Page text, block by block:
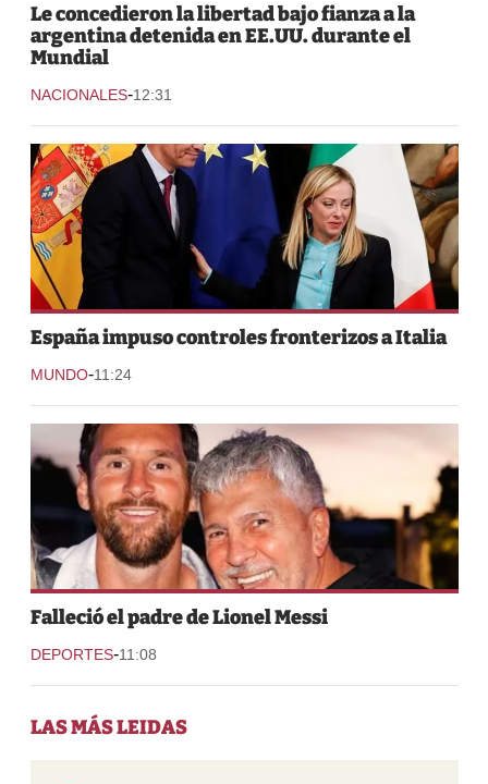
Le concedieron la libertad bajo fianza a la
argentina detenida en EE.UU. durante el
Mundial
NACIONALES-12:31
España impuso controles fronterizos a Italia
MUNDO-11:24
Falleció el padre de Lionel Messi
DEPORTES-11:08
LAS MÁS LEIDAS